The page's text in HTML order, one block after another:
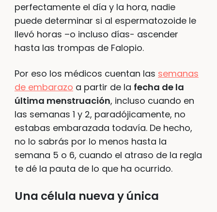
perfectamente el día y la hora, nadie
puede determinar si al espermatozoide le
llevó horas –o incluso días- ascender
hasta las trompas de Falopio.
Por eso los médicos cuentan las semanas
de embarazo a partir de la fecha de la
última menstruación, incluso cuando en
las semanas 1 y 2, paradójicamente, no
estabas embarazada todavía. De hecho,
no lo sabrás por lo menos hasta la
semana 5 o 6, cuando el atraso de la regla
te dé la pauta de lo que ha ocurrido.
Una célula nueva y única